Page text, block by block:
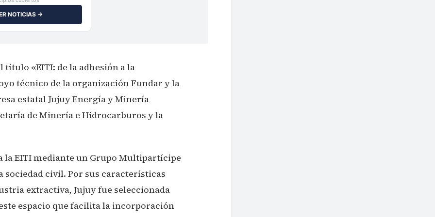
NOTICIAS →
título «EITI: de la adhesión a la
técnico de la organización Fundar y la
estatal Jujuy Energía y Minería
de Minería e Hidrocarburos y la
EITI mediante un Grupo Multipartícipe
sociedad civil. Por sus características
extractiva, Jujuy fue seleccionada
espacio que facilita la incorporación